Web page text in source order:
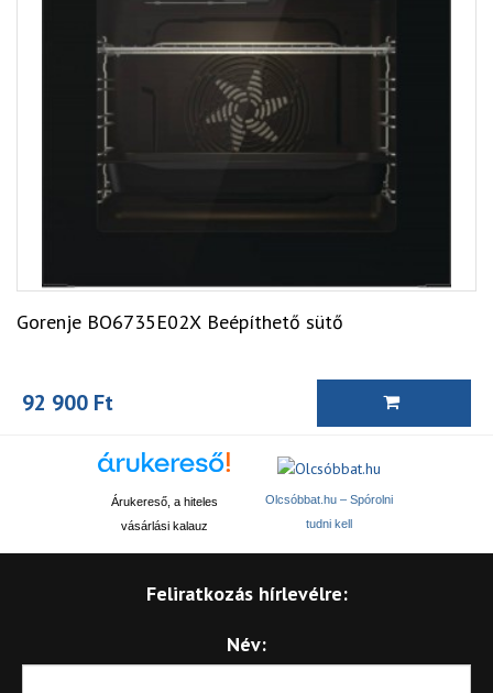
Gorenje BO6735E02X Beépíthető sütő
92 900 Ft
Árukereső, a hiteles
vásárlási kalauz
Olcsóbbat.hu – Spórolni
tudni kell
Feliratkozás hírlevélre:
Név: